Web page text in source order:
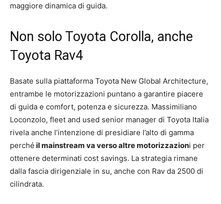
maggiore dinamica di guida.
Non solo Toyota Corolla, anche
Toyota Rav4
Basate sulla piattaforma Toyota New Global Architecture,
entrambe le motorizzazioni puntano a garantire piacere
di guida e comfort, potenza e sicurezza. Massimiliano
Loconzolo, fleet and used senior manager di Toyota Italia
rivela anche l’intenzione di presidiare l’alto di gamma
perché il mainstream va verso altre motorizzazioni per
ottenere determinati cost savings. La strategia rimane
dalla fascia dirigenziale in su, anche con Rav da 2500 di
cilindrata.